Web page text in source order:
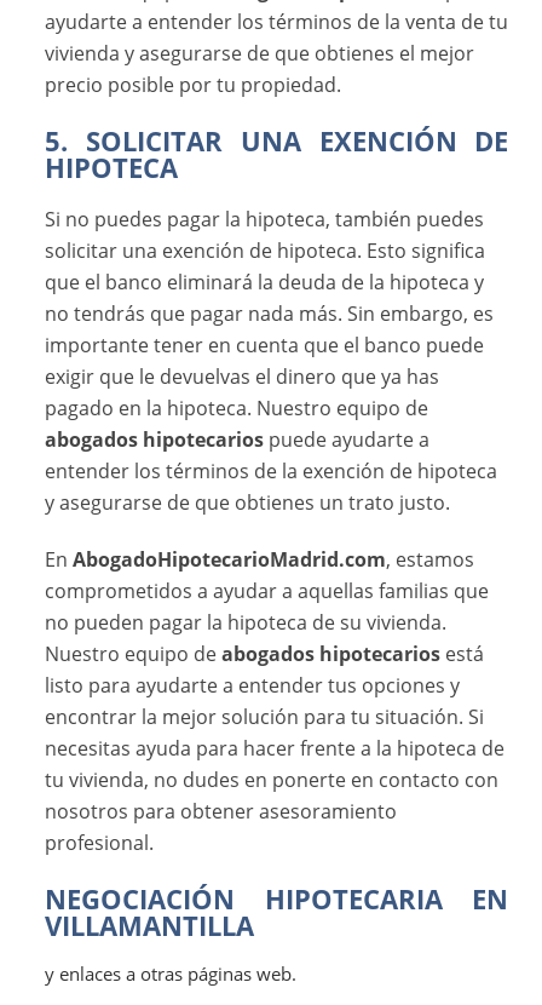
ayudarte a entender los términos de la venta de tu
vivienda y asegurarse de que obtienes el mejor
precio posible por tu propiedad.
5. SOLICITAR UNA EXENCIÓN DE
HIPOTECA
Si no puedes pagar la hipoteca, también puedes
solicitar una exención de hipoteca. Esto significa
que el banco eliminará la deuda de la hipoteca y
no tendrás que pagar nada más. Sin embargo, es
importante tener en cuenta que el banco puede
exigir que le devuelvas el dinero que ya has
pagado en la hipoteca. Nuestro equipo de
abogados hipotecarios puede ayudarte a
entender los términos de la exención de hipoteca
y asegurarse de que obtienes un trato justo.
EnAbogadoHipotecarioMadrid.com, estamos
comprometidos a ayudar a aquellas familias que
no pueden pagar la hipoteca de su vivienda.
Nuestro equipo deabogados hipotecarios está
listo para ayudarte a entender tus opciones y
encontrar la mejor solución para tu situación. Si
necesitas ayuda para hacer frente a la hipoteca de
tu vivienda, no dudes en ponerte en contacto con
nosotros para obtener asesoramiento
profesional.
NEGOCIACIÓN HIPOTECARIA EN
VILLAMANTILLA
y enlaces a otras páginas web.